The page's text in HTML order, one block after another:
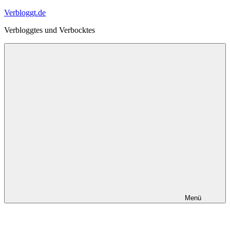
Zum
springen
Verbloggt.de
Verbloggtes und Verbocktes
Menü